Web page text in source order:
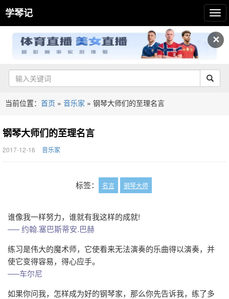
✕
学琴记
当前位置： 首页 » 音乐家 » 钢琴大师们的至理名言
钢琴大师们的至理名言
2017-12-16 音乐家
标签： 名言 钢琴大师
谁像我一样努力，谁就有我这样的成就!
—– 约翰.塞巴斯蒂安.巴赫
练习是伟大的魔术师，它使看来无法演奏的乐曲得以演奏，并
使它变得容易，得心应手。
—–车尔尼
如果你问我，怎样成为好的钢琴家，那么你先告诉我，练了多